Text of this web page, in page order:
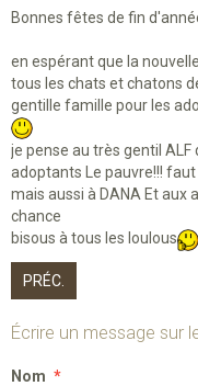
Bonnes fêtes de fin
en espérant que la
tous les chats et chatons
gentille famille pour les
je pense au très gentil
adoptants Le pauvre!!!
mais aussi à DANA Et aux
chance
bisous à tous les loulous
PRÉC.
Écrire un message sur
Nom